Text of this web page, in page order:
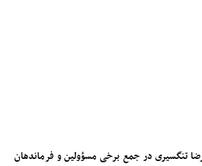
تنگسیری در جمع برخی مسؤولین و فرماندهان